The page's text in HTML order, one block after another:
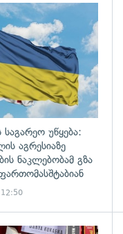
საგარეო უწყება:
აგრესიაზე
ნაკლებობამ გზა
12:50